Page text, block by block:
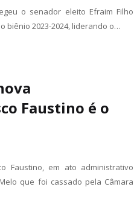
o senador eleito Efraim Filho
biênio 2023-2024, liderando o…
Faustino é o
Faustino, em ato administrativo
que foi cassado pela Câmara